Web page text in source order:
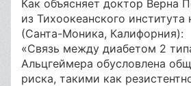
Как объясняет доктор Верна
из Тихоокеанского института
(Санта-Моника, Калифорния):
«Связь между диабетом 2
Альцгеймера обусловлена
риска, такими как